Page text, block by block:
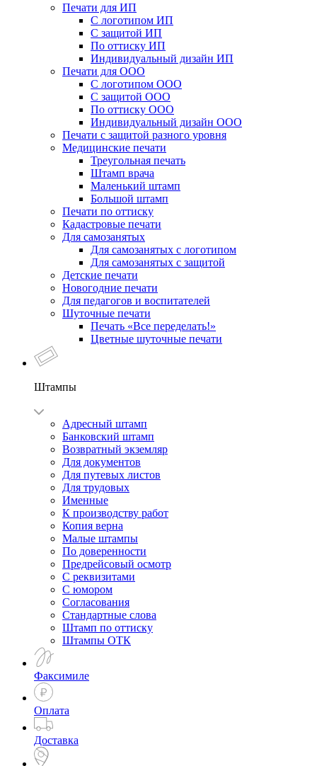
Печати для ИП
С логотипом ИП
С защитой ИП
По оттиску ИП
Индивидуальный дизайн ИП
Печати для ООО
С логотипом ООО
С защитой ООО
По оттиску ООО
Индивидуальный дизайн ООО
Печати с защитой разного уровня
Медицинские печати
Треугольная печать
Штамп врача
Маленький штамп
Большой штамп
Печати по оттиску
Кадастровые печати
Для самозанятых
Для самозанятых с логотипом
Для самозанятых с защитой
Детские печати
Новогодние печати
Для педагогов и воспитателей
Шуточные печати
Печать «Все переделать!»
Цветные шуточные печати
Штампы
Адресный штамп
Банковский штамп
Возвратный экземляр
Для документов
Для путевых листов
Для трудовых
Именные
К производству работ
Копия верна
Малые штампы
По доверенности
Предрейсовый осмотр
С реквизитами
С юмором
Согласования
Стандартные слова
Штамп по оттиску
Штампы ОТК
Факсимиле
Оплата
Доставка